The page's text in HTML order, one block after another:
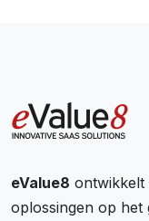
eValue8 ontwikkelt
oplossingen op het